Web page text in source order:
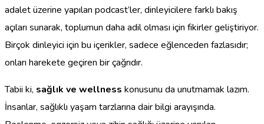
adalet üzerine yapılan podcast’ler, dinleyicilere farklı bakış
açıları sunarak, toplumun daha adil olması için fikirler geliştiriyor.
Birçok dinleyici için bu içerikler, sadece eğlenceden fazlasıdır;
onları harekete geçiren bir çağrıdır.
Tabii ki, sağlık ve wellness konusunu da unutmamak lazım.
İnsanlar, sağlıklı yaşam tarzlarına dair bilgi arayışında.